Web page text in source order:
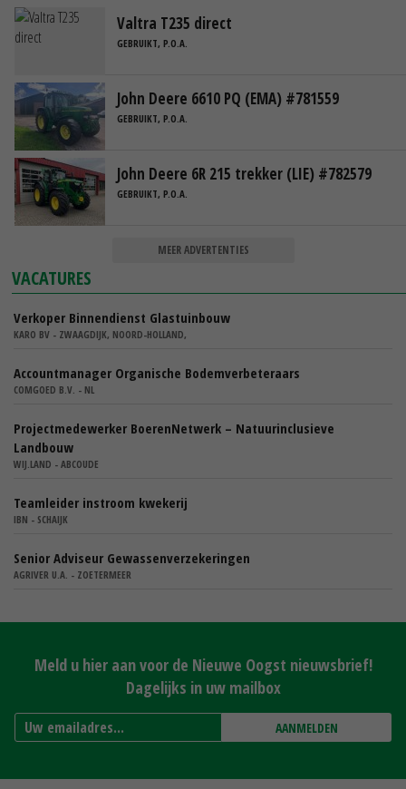
Valtra T235 direct
GEBRUIKT, P.O.A.
John Deere 6610 PQ (EMA) #781559
GEBRUIKT, P.O.A.
John Deere 6R 215 trekker (LIE) #782579
GEBRUIKT, P.O.A.
MEER ADVERTENTIES
VACATURES
Verkoper Binnendienst Glastuinbouw
KARO BV - ZWAAGDIJK, NOORD-HOLLAND,
Accountmanager Organische Bodemverbeteraars
COMGOED B.V. - NL
Projectmedewerker BoerenNetwerk – Natuurinclusieve
Landbouw
WIJ.LAND - ABCOUDE
Teamleider instroom kwekerij
IBN - SCHAIJK
Senior Adviseur Gewassenverzekeringen
AGRIVER U.A. - ZOETERMEER
Meld u hier aan voor de Nieuwe Oogst nieuwsbrief!
Dagelijks in uw mailbox
AANMELDEN